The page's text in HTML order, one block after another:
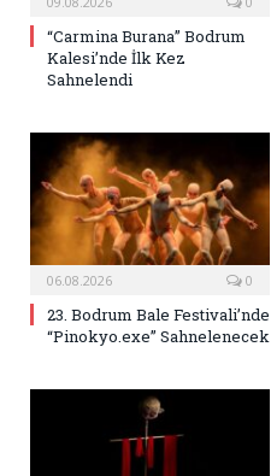
“Carmina Burana” Bodrum
Kalesi’nde İlk Kez
Sahnelendi
06.08.2026 0
23. Bodrum Bale Festivali’nde
“Pinokyo.exe” Sahnelenecek